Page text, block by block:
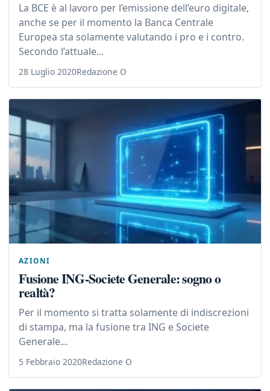
La BCE è al lavoro per l’emissione dell’euro digitale,
anche se per il momento la Banca Centrale
Europea sta solamente valutando i pro e i contro.
Secondo l’attuale...
28 Luglio 2020Redazione O
AZIONI
Fusione ING-Societe Generale: sogno o
realtà?
Per il momento si tratta solamente di indiscrezioni
di stampa, ma la fusione tra ING e Societe
Generale...
5 Febbraio 2020Redazione O